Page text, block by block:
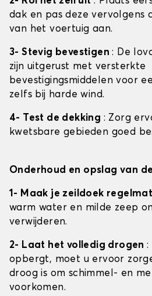
dak en pas deze vervolgens
van het voertuig aan.
3- Stevig bevestigen: De
zijn uitgerust met versterkte
bevestigingsmiddelen voor
zelfs bij harde wind.
4- Test de dekking : Zorg
kwetsbare gebieden goed
Onderhoud en opslag van
1- Maak je zeildoek
warm water en milde zeep
verwijderen.
2- Laat het volledig drogen:
opbergt, moet u ervoor
droog is om schimmel- en
voorkomen.